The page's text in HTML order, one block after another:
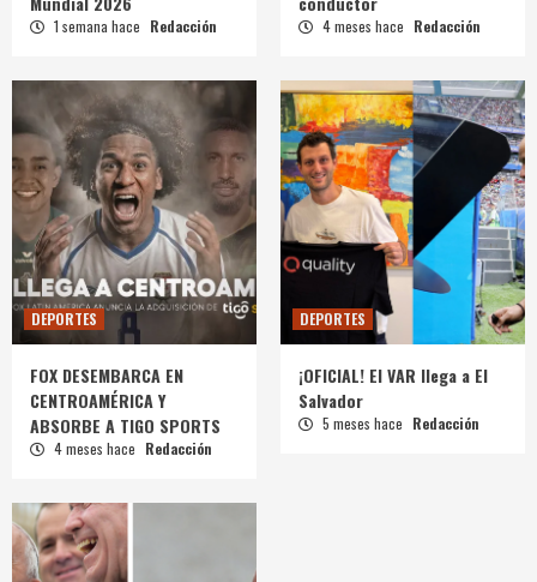
1 semana hace Redacción 4 meses hace Redacción
DEPORTES
FOX DESEMBARCA EN
CENTROAMÉRICA Y
ABSORBE A TIGO SPORTS
4 meses hace Redacción
DEPORTES
¡OFICIAL! El VAR llega a El
Salvador
5 meses hace Redacción